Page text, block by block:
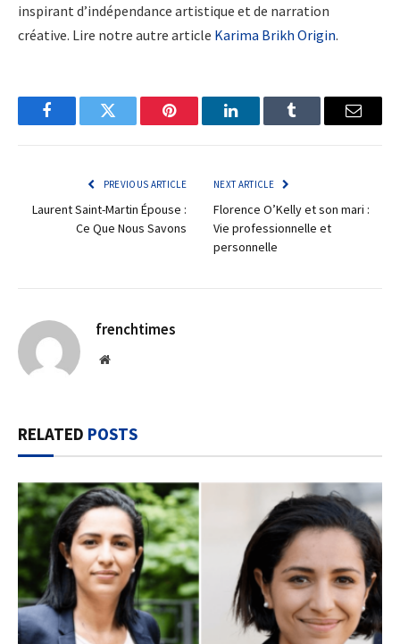
inspirant d’indépendance artistique et de narration
créative. Lire notre autre article Karima Brikh Origin.
FacebookTwitter Pinterest LinkedInTumblr Email
PREVIOUS ARTICLE
Laurent Saint-Martin Épouse :
Ce Que Nous Savons
NEXT ARTICLE
Florence O’Kelly et son mari :
Vie professionnelle et
personnelle
frenchtimes
Website
RELATED POSTS